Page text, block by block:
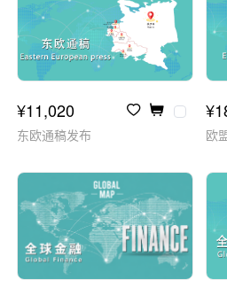
¥11,020
东欧通稿发布 欧